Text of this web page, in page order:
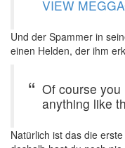
VIEW
Und der Spammer in
einen Helden, der ihm
Of course
anything like
Natürlich ist das die